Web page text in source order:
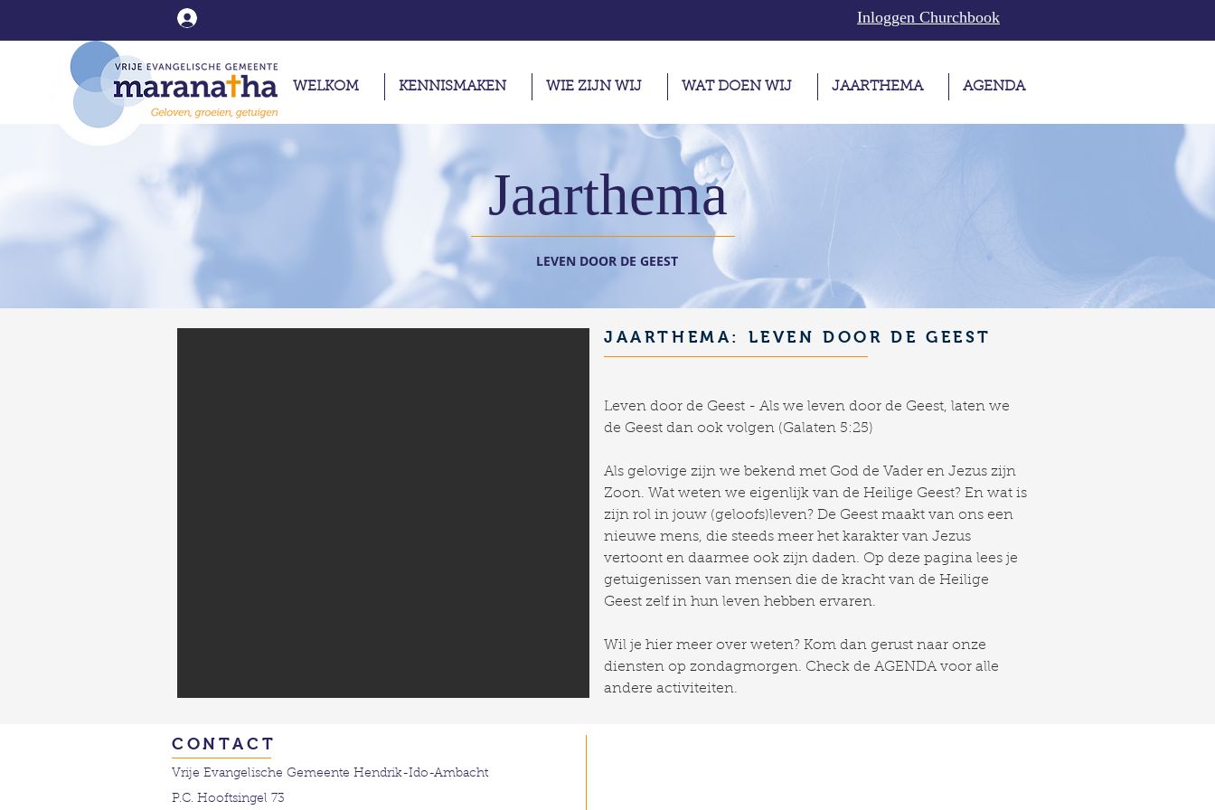
Inloggen Churchbook
WELKOM KENNISMAKEN WIE ZIJN WIJ WAT DOEN WIJ JAARTHEMA AGENDA
Jaarthema
LEVEN DOOR DE GEEST
JAARTHEMA: LEVEN DOOR DE GEEST
Leven door de Geest - Als we leven door de Geest, laten we
de Geest dan ook volgen (Galaten 5:25)
Als gelovige zijn we bekend met God de Vader en Jezus zijn
Zoon. Wat weten we eigenlijk van de Heilige Geest? En wat is
zijn rol in jouw (geloofs)leven? De Geest maakt van ons een
nieuwe mens, die steeds meer het karakter van Jezus
vertoont en daarmee ook zijn daden. Op deze pagina lees je
getuigenissen van mensen die de kracht van de Heilige
Geest zelf in hun leven hebben ervaren.
Wil je hier meer over weten? Kom dan gerust naar onze
diensten op zondagmorgen. Check de AGENDA voor alle
andere activiteiten.
CONTACT
Vrije Evangelische Gemeente Hendrik-Ido-Ambacht​
P.C. Hooftsingel 73